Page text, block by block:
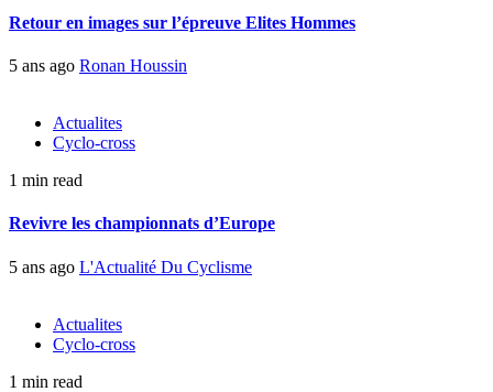
Retour en images sur l’épreuve Elites Hommes
5 ans ago Ronan Houssin
Actualites
Cyclo-cross
1 min read
Revivre les championnats d’Europe
5 ans ago L'Actualité Du Cyclisme
Actualites
Cyclo-cross
1 min read